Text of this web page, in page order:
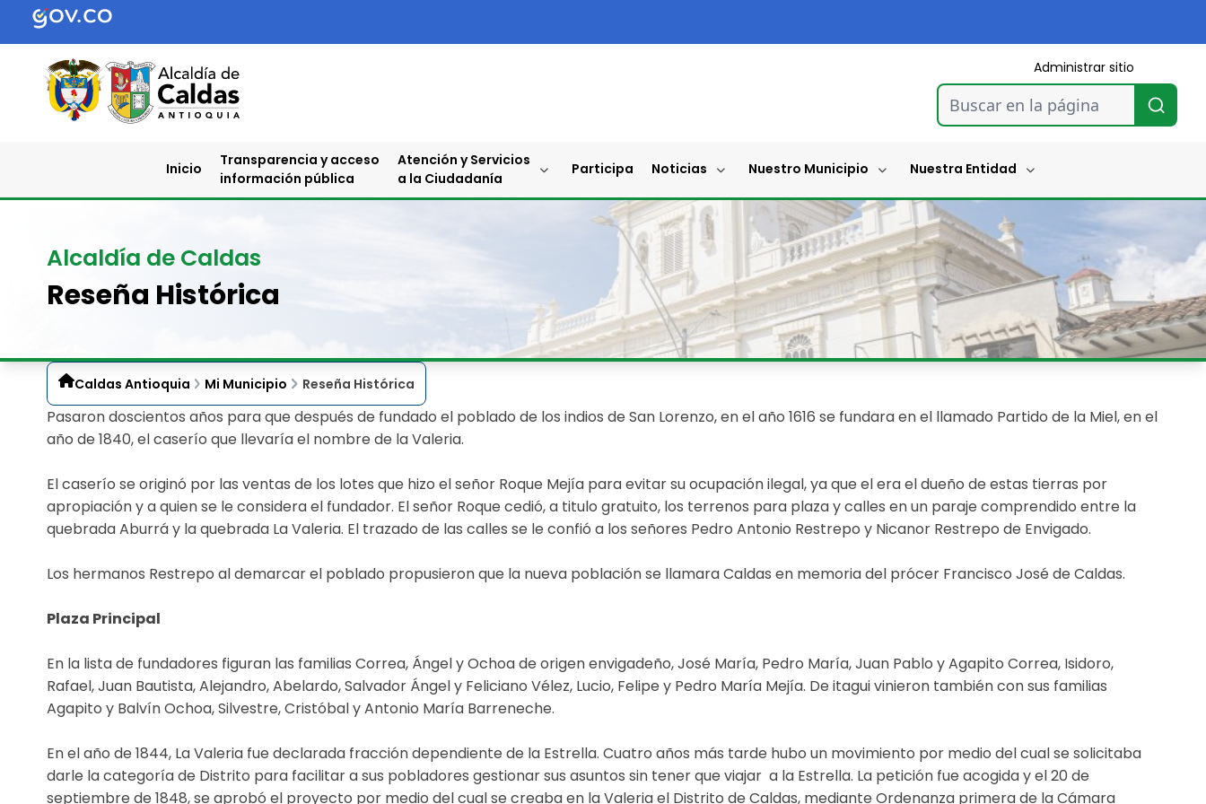
Administrar sitio
Buscar en la página
Inicio
Transparencia y acceso
información pública
Atención y Servicios
a la Ciudadanía
Participa Noticias Nuestro Municipio Nuestra Entidad
Alcaldía de Caldas
Reseña Histórica
Caldas Antioquia Mi Municipio Reseña Histórica
​Pasaron doscientos años para que después de fundado el poblado de los indios de San Lorenzo, en el año 1616 se fundara en el llamado Partido de la Miel, en el
año de 1840, el caserío que llevaría el nombre de la Valeria.
El caserío se originó por las ventas de los lotes que hizo el señor Roque Mejía para evitar su ocupación ilegal, ya que el era el dueño de estas tierras por
apropiación y a quien se le considera el fundador. El señor Roque cedió, a titulo gratuito, los terrenos para plaza y calles en un paraje comprendido entre la
quebrada Aburrá y la quebrada La Valeria. El trazado de las calles se le confió a los señores Pedro Antonio Restrepo y Nicanor Restrepo de Envigado.
Los hermanos Restrepo al demarcar el poblado propusieron que la nueva población se llamara Caldas en memoria del prócer Francisco José de Caldas.
Plaza Principal
En la lista de fundadores figuran las familias Correa, Ángel y Ochoa de origen envigadeño, José María, Pedro María, Juan Pablo y Agapito Correa, Isidoro,
Rafael, Juan Bautista, Alejandro, Abelardo, Salvador Ángel y Feliciano Vélez, Lucio, Felipe y Pedro María Mejía. De itagui vinieron también con sus familias
Agapito y Balvín Ochoa, Silvestre, Cristóbal y Antonio María Barreneche.
En el año de 1844, La Valeria fue declarada fracción dependiente de la Estrella. Cuatro años más tarde hubo un movimiento por medio del cual se solicitaba
darle la categoría de Distrito para facilitar a sus pobladores gestionar sus asuntos sin tener que viajar a la Estrella. La petición fue acogida y el 20 de
septiembre de 1848, se aprobó el proyecto por medio del cual se creaba en la Valeria el Distrito de Caldas, mediante Ordenanza primera de la Cámara